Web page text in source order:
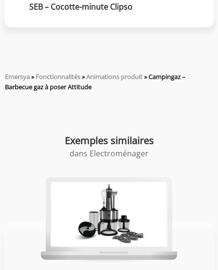
SEB – Cocotte-minute Clipso
Emersya»Fonctionnalités»Animations produit»Campingaz –
Barbecue gaz à poser Attitude
Exemples similaires
dans Electroménager